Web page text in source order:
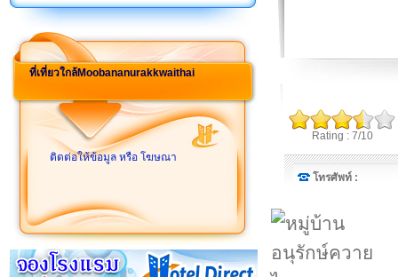
ที่เที่ยวใกล้Moobananurakkwaithai
ติดต่อให้ข้อมูล หรือ โฆษณา
Rating : 7/10
โทรศัพท์ :